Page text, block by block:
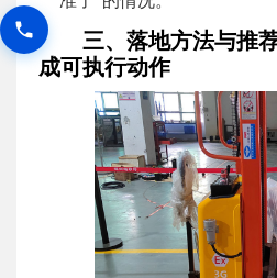
三、落地方法与推
成可执行动作